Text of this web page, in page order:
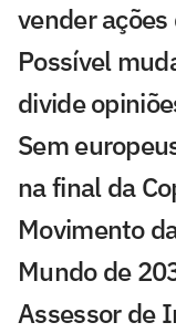
vender
Possível
divide
Sem
na final da
Movimento
Mundo de
Assessor de